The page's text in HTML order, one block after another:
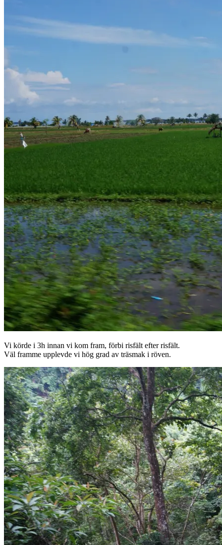
Vi körde i 3h innan vi kom fram, förbi risfält efter risfält.
Väl framme upplevde vi hög grad av träsmak i röven.